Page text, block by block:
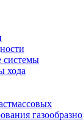
системы
хода